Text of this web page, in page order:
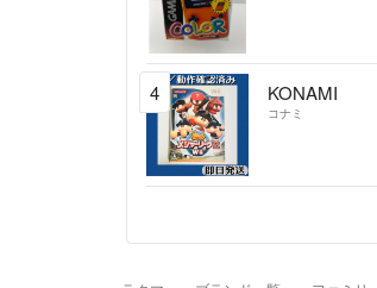
4 KONAMI
コナミ